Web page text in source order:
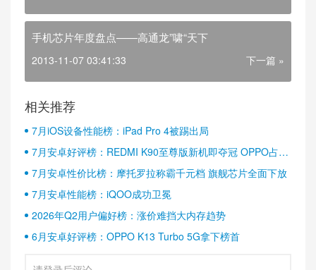
手机芯片年度盘点——高通龙”啸“天下
2013-11-07 03:41:33 下一篇 »
相关推荐
7月iOS设备性能榜：iPad Pro 4被踢出局
7月安卓好评榜：REDMI K90至尊版新机即夺冠 OPPO占据
半壁江山
7月安卓性价比榜：摩托罗拉称霸千元档 旗舰芯片全面下放
7月安卓性能榜：iQOO成功卫冕
2026年Q2用户偏好榜：涨价难挡大内存趋势
6月安卓好评榜：OPPO K13 Turbo 5G拿下榜首